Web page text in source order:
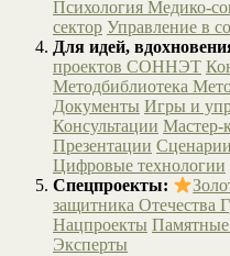
Психология Медико-
сектор Управление в
Для идей,
проектов СОННЭТ
Методбиблиотека
Документы Игры и
Консультации Мастер-
Презентации Сценарии
Цифровые технологии
Спецпроекты:
защитника Отечества
Нацпроекты
Эксперты